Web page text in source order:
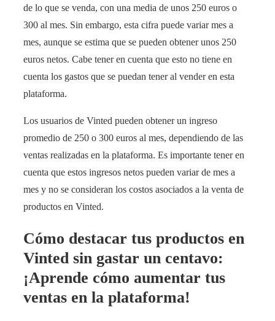
de lo que se venda, con una media de unos 250 euros o
300 al mes. Sin embargo, esta cifra puede variar mes a
mes, aunque se estima que se pueden obtener unos 250
euros netos. Cabe tener en cuenta que esto no tiene en
cuenta los gastos que se puedan tener al vender en esta
plataforma.
Los usuarios de Vinted pueden obtener un ingreso
promedio de 250 o 300 euros al mes, dependiendo de las
ventas realizadas en la plataforma. Es importante tener en
cuenta que estos ingresos netos pueden variar de mes a
mes y no se consideran los costos asociados a la venta de
productos en Vinted.
Cómo destacar tus productos en
Vinted sin gastar un centavo:
¡Aprende cómo aumentar tus
ventas en la plataforma!